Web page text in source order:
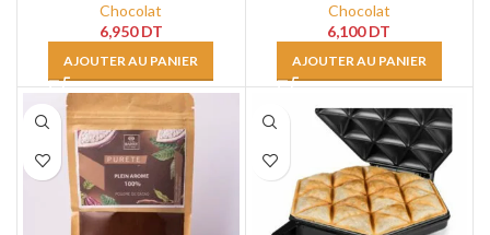
Chocolat
6,950DT
AJOUTER AU PANIER
Chocolat
6,100DT
AJOUTER AU PANIER